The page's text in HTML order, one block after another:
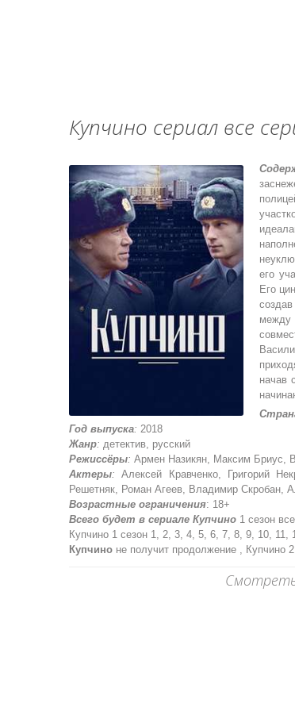
Купчино сериал все
его
Его
между
начав
Год выпуска: 2018
Жанр: детектив, русский
Режиссёры: Армен Назикян, Максим Бриус,
Актеры: Алексей Кравченко, Григорий
Решетняк, Роман Агеев, Владимир Скробан,
Возрастные ограничения: 18+
Всего будет в сериале Купчино 1 сезон
Купчино 1 сезон 1, 2, 3, 4, 5, 6, 7, 8, 9, 10,
Купчино не получит продолжение , Купчино
Смотреть